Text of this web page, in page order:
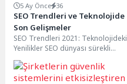
5 Ay Önce 36
SEO Trendleri ve Teknolojide
Son Gelişmeler
SEO Trendleri 2021: Teknolojideki
Yenilikler SEO dünyası sürekli
olarak değişiyor ve teknolojideki
gelişmelerle birlikte yeni...